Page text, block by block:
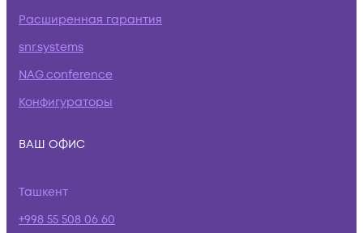
Расширенная гарантия
snr.systems
NAG.conference
Конфигураторы
ВАШ ОФИС
Ташкент
+998 55 508 06 60